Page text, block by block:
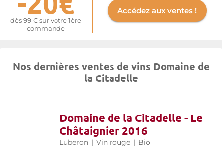
dès 99 € sur votre 1ère
commande
Accédez aux ventes !
Nos dernières ventes de vins Domaine de
la Citadelle
Domaine de la Citadelle - Le
Châtaignier 2016
Luberon | Vin rouge | Bio